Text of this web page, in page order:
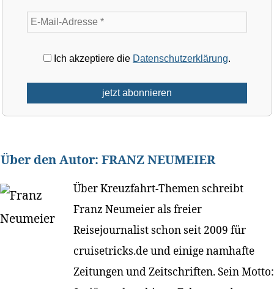
Ich akzeptiere die Datenschutzerklärung.
Über den Autor: FRANZ NEUMEIER
Über Kreuzfahrt-Themen schreibt
Franz Neumeier als freier
Reisejournalist schon seit 2009 für
cruisetricks.de und einige namhafte
Zeitungen und Zeitschriften. Sein Motto: